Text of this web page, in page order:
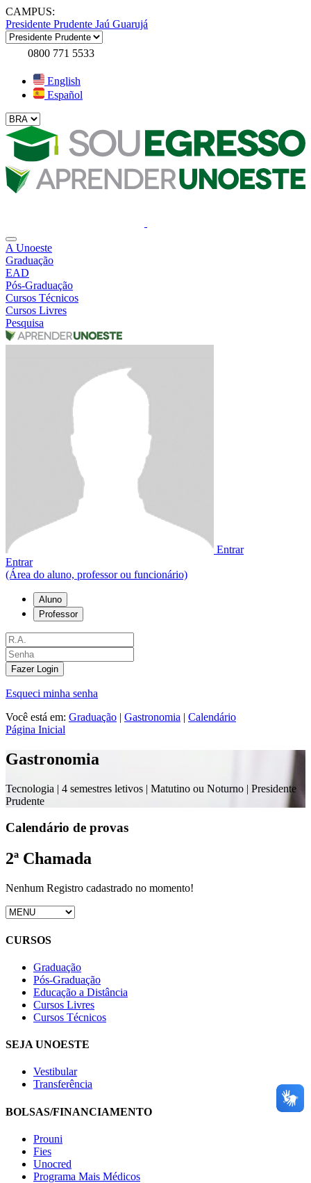
CAMPUS:
Presidente Prudente Jaú Guarujá
0800 771 5533
English
Español
A Unoeste
Graduação
EAD
Pós-Graduação
Cursos Técnicos
Cursos Livres
Pesquisa
Entrar
Entrar
(Área do aluno, professor ou funcionário)
Aluno
Professor
Fazer Login
Esqueci minha senha
Você está em: Graduação | Gastronomia | Calendário
Página Inicial
Gastronomia
Tecnologia | 4 semestres letivos | Matutino ou Noturno | Presidente
Prudente
Calendário de provas
2ª Chamada
Nenhum Registro cadastrado no momento!
CURSOS
Graduação
Pós-Graduação
Educação a Distância
Cursos Livres
Cursos Técnicos
SEJA UNOESTE
Vestibular
Transferência
BOLSAS/FINANCIAMENTO
Prouni
Fies
Unocred
Programa Mais Médicos